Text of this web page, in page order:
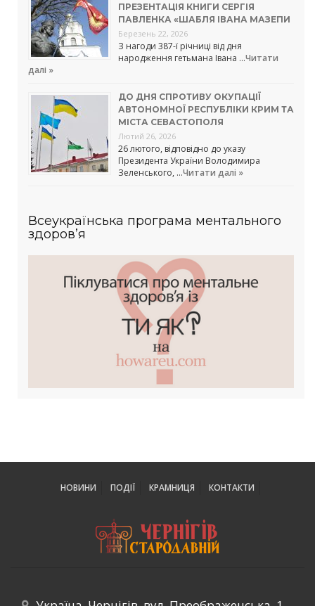
ПРЕЗЕНТАЦІЯ КНИГИ СЕРГІЯ
ПАВЛЕНКА «ШАБЛЯ ІВАНА МАЗЕПИ
Березень 22, 2026
З нагоди 387-ї річниці від дня
народження гетьмана Івана …Читати
далі »
ДО ДНЯ СПРОТИВУ ОКУПАЦІЇ
АВТОНОМНОЇ РЕСПУБЛІКИ КРИМ ТА
МІСТА СЕВАСТОПОЛЯ
Лютий 26, 2026
26 лютого, відповідно до указу
Президента України Володимира
Зеленського, …Читати далі »
Всеукраїнська програма ментального
здоров’я
НОВИНИ ПОДІЇ КРАМНИЦЯ КОНТАКТИ